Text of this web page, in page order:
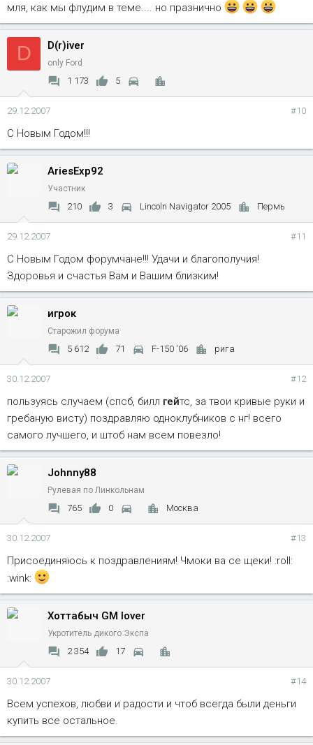
мля, как мы флудим в теме.... но празнично
D D(r)iver
only Ford
1 173 5
29.12.2007 #10
C Новым Годом!!!
AriesExp92
Участник
210 3 Lincoln Navigator 2005 Пермь
29.12.2007 #11
С Новым Годом форумчане!!! Удачи и благополучия!
Здоровья и счастья Вам и Вашим близким!
игрок
Старожил форума
5 612 71 F-150 '06 рига
30.12.2007 #12
пользуясь случаем (спсб, билл гейтс, за твои кривые руки и
гребаную висту) поздравляю одноклубников с нг! всего
самого лучшего, и штоб нам всем повезло!
Johnny88
Рулевая по Линкольнам
765 0 Москва
30.12.2007 #13
Присоединяюсь к поздравлениям! Чмоки ва се щеки! :roll:
:wink:
Хоттабыч GM lover
Укротитель дикого Экспа
2 354 17
30.12.2007 #14
Всем успехов, любви и радости и чтоб всегда были деньги
купить все остальное.